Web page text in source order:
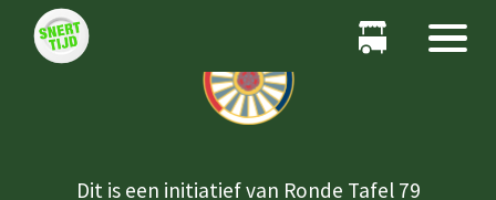
Dit is een initiatief van Ronde Tafel 79